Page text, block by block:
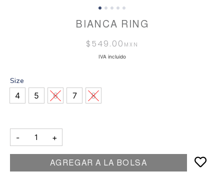
BIANCA RING
$ 549.00
IVA incluido
Size
4 5 6 7 8
- +
AGREGAR A LA BOLSA